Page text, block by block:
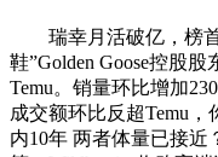
瑞幸月活破亿，榜首
鞋”Golden Goose控股
Temu。销量环比增加
成交额环比反超Temu
内10年 两者体量已接近